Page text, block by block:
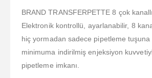
BRAND TRANSFERPETTE 8 çok
Elektronik kontrollü, ayarlanabilir, 8
hiç yormadan sadece pipetleme
minimuma indirilmiş enjeksiyon
pipetleme imkanı.